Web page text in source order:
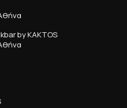
by KAKTOS